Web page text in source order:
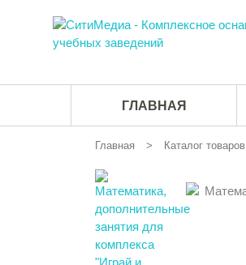
ГЛАВНАЯ
Главная Каталог товаров